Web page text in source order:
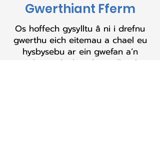
Gwerthiant Fferm
Os hoffech gysylltu â ni i drefnu
gwerthu eich eitemau a chael eu
hysbysebu ar ein gwefan a’n
sianeli cymdeithasol, cysylltwch â